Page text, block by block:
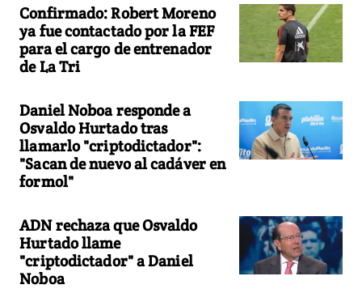
Confirmado: Robert Moreno
ya fue contactado por la FEF
para el cargo de entrenador
de La Tri
Daniel Noboa responde a
Osvaldo Hurtado tras
llamarlo "criptodictador":
"Sacan de nuevo al cadáver en
formol"
ADN rechaza que Osvaldo
Hurtado llame
"criptodictador" a Daniel
Noboa